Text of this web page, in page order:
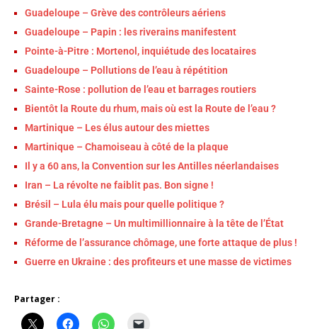
Guadeloupe – Grève des contrôleurs aériens
Guadeloupe – Papin : les riverains manifestent
Pointe-à-Pitre : Mortenol, inquiétude des locataires
Guadeloupe – Pollutions de l’eau à répétition
Sainte-Rose : pollution de l’eau et barrages routiers
Bientôt la Route du rhum, mais où est la Route de l’eau ?
Martinique – Les élus autour des miettes
Martinique – Chamoiseau à côté de la plaque
Il y a 60 ans, la Convention sur les Antilles néerlandaises
Iran – La révolte ne faiblit pas. Bon signe !
Brésil – Lula élu mais pour quelle politique ?
Grande-Bretagne – Un multimillionnaire à la tête de l’État
Réforme de l’assurance chômage, une forte attaque de plus !
Guerre en Ukraine : des profiteurs et une masse de victimes
Partager :